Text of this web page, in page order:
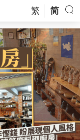
繁 简